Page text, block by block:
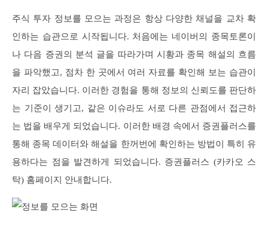
주식 투자 정보를 모으는 과정은 항상 다양한 채널을 교차 확
인하는 습관으로 시작됩니다. 처음에는 네이버의 종목토론이
나 다음 증권의 분석 글을 따라가며 시황과 종목 해설의 흐름
을 파악했고, 점차 한 곳에서 여러 자료를 확인해 보는 습관이
자리 잡았습니다. 이러한 경험을 통해 정보의 신뢰도를 판단하
는 기준이 생기고, 같은 이슈라도 서로 다른 관점에서 접근하
는 법을 배우게 되었습니다. 이러한 배경 속에서 증권플러스를
통해 종목 데이터와 해설을 한꺼번에 확인하는 방법이 특히 유
용하다는 점을 발견하게 되었습니다. 증권플러스 (카카오 스
탁) 홈페이지 안내합니다.